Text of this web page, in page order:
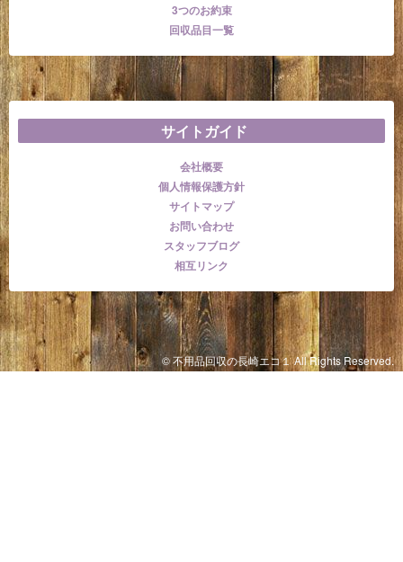
3つのお約束
回収品目一覧
サイトガイド
会社概要
個人情報保護方針
サイトマップ
お問い合わせ
スタッフブログ
相互リンク
© 不用品回収の長崎エコ１ All Rights Reserved.